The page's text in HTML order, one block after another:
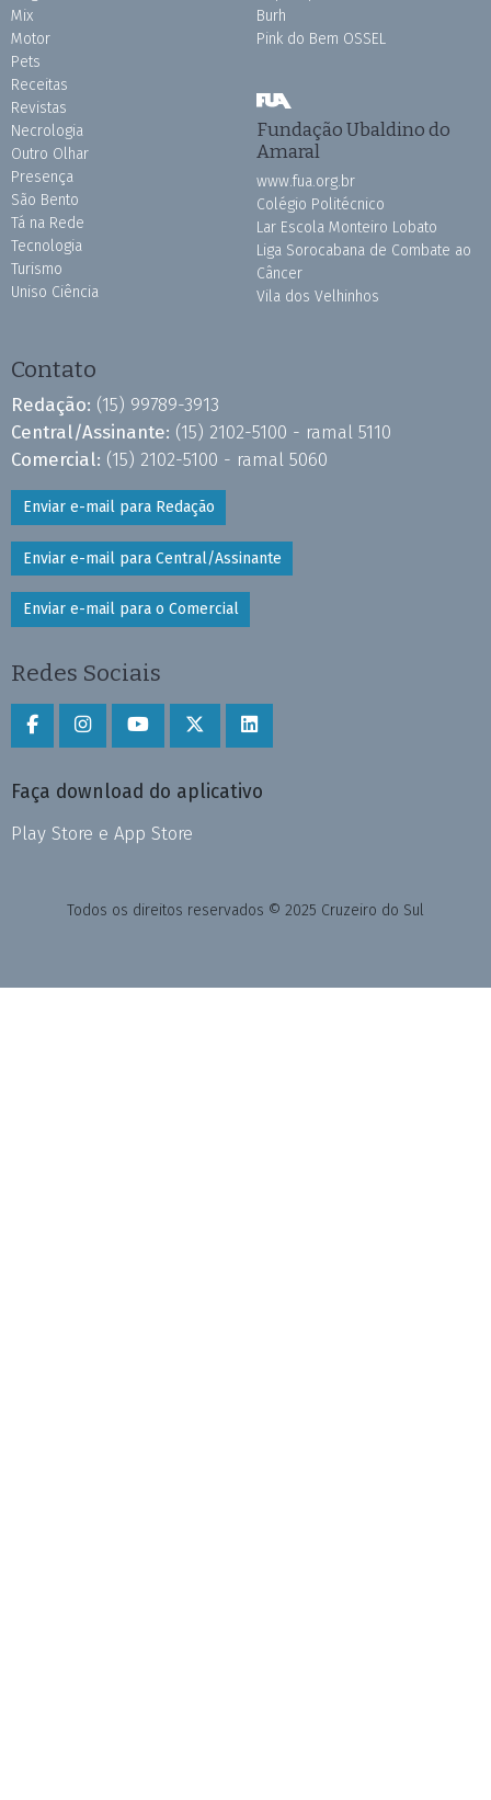
Mix
Motor
Pets
Receitas
Revistas
Necrologia
Outro Olhar
Presença
São Bento
Tá na Rede
Tecnologia
Turismo
Uniso Ciência
Burh
Pink do Bem OSSEL
Fundação Ubaldino do
Amaral
www.fua.org.br
Colégio Politécnico
Lar Escola Monteiro Lobato
Liga Sorocabana de Combate ao
Câncer
Vila dos Velhinhos
Contato
Redação: (15) 99789-3913
Central/Assinante: (15) 2102-5100 - ramal 5110
Comercial: (15) 2102-5100 - ramal 5060
Enviar e-mail para Redação
Enviar e-mail para Central/Assinante
Enviar e-mail para o Comercial
Redes Sociais
Faça download do aplicativo
Play Store e App Store
Todos os direitos reservados © 2025 Cruzeiro do Sul